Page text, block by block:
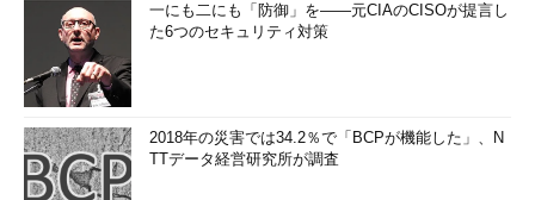
一にも二にも「防御」を――元CIAのCISOが提言し
た6つのセキュリティ対策
2018年の災害では34.2％で「BCPが機能した」、N
TTデータ経営研究所が調査